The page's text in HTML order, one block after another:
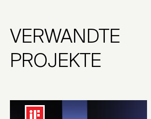
VERWANDTE
PROJEKTE